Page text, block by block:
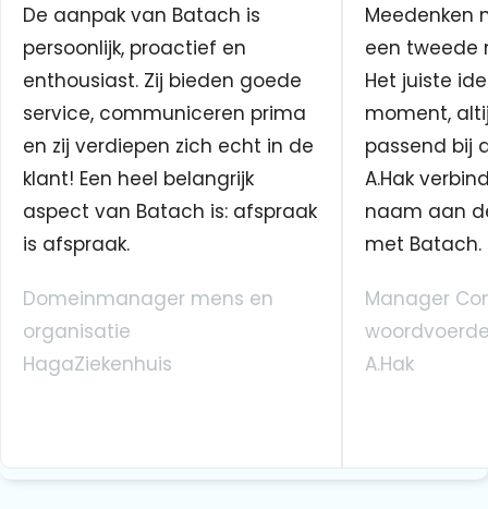
De aanpak van Batach is
persoonlijk, proactief en
enthousiast. Zij bieden goede
service, communiceren prima
en zij verdiepen zich echt in de
klant! Een heel belangrijk
aspect van Batach is: afspraak
is afspraak.
Domeinmanager mens en
organisatie
HagaZiekenhuis
Meedenken
een tweede
Het juiste
moment,
passend bij
A.Hak
naam aan
met Batach.
Manager
A.Hak